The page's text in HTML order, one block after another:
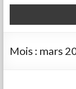
Mois : mars